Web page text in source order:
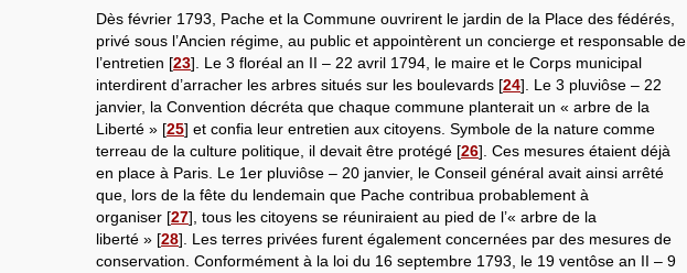
Dès février 1793, Pache et la Commune ouvrirent le jardin de la Place des fédérés,
privé sous l’Ancien régime, au public et appointèrent un concierge et responsable de
l’entretien [23] . Le 3 floréal an II – 22 avril 1794, le maire et le Corps municipal
interdirent d’arracher les arbres situés sur les boulevards [24] . Le 3 pluviôse – 22
janvier, la Convention décréta que chaque commune planterait un « arbre de la
Liberté » [25] et confia leur entretien aux citoyens. Symbole de la nature comme
terreau de la culture politique, il devait être protégé [26] . Ces mesures étaient déjà
en place à Paris. Le 1er pluviôse – 20 janvier, le Conseil général avait ainsi arrêté
que, lors de la fête du lendemain que Pache contribua probablement à
organiser [27] , tous les citoyens se réuniraient au pied de l’« arbre de la
liberté » [28] . Les terres privées furent également concernées par des mesures de
conservation. Conformément à la loi du 16 septembre 1793, le 19 ventôse an II – 9